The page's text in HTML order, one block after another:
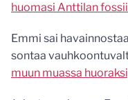
huomasi Anttilan
Emmi sai
sontaa
muun muassa